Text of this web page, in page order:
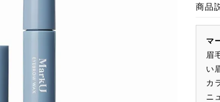
商品
マ
眉
い
カ
ニ